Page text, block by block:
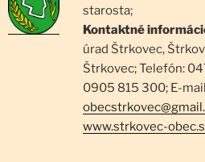
starosta;
Kontaktné
úrad Štrkovec,
Štrkovec; Telefón:
0905 815 300; E-
www.strkovec-